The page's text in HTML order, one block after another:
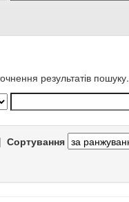
результатів пошуку.
| Сортування